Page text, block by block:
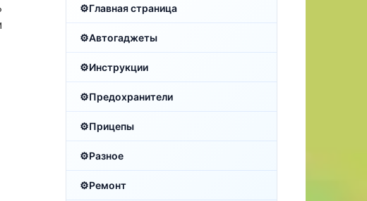
Главная страница
Автогаджеты
Инструкции
Предохранители
Прицепы
Разное
Ремонт